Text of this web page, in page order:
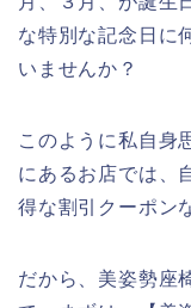
な特別な記念日に
いませんか？
このように私自身
にあるお店では、
得な割引クーポン
だから、美姿勢座